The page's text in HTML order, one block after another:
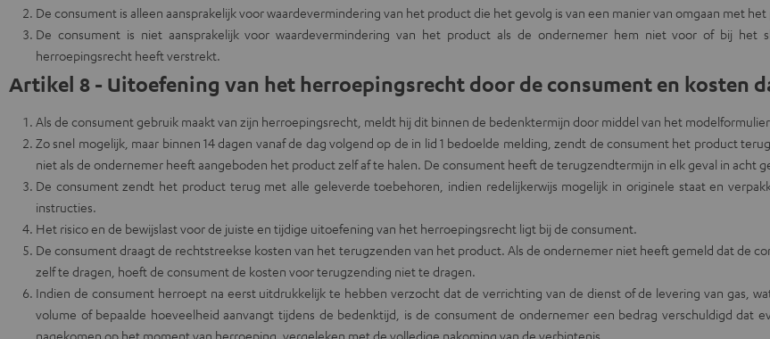
De consument is alleen aansprakelijk voor waardevermindering van het product die het gevolg is van een manier van omgaan met
De consument is niet aansprakelijk voor waardevermindering van het product als de ondernemer hem niet voor of bij
herroepingsrecht heeft verstrekt.
Artikel 8 - Uitoefening van het herroepingsrecht door de consument en kosten
Als de consument gebruik maakt van zijn herroepingsrecht, meldt hij dit binnen de bedenktermijn door middel van het
Zo snel mogelijk, maar binnen 14 dagen vanaf de dag volgend op de in lid 1 bedoelde melding, zendt de consument het product
niet als de ondernemer heeft aangeboden het product zelf af te halen. De consument heeft de terugzendtermijn in elk geval in
De consument zendt het product terug met alle geleverde toebehoren, indien redelijkerwijs mogelijk in originele staat en
instructies.
Het risico en de bewijslast voor de juiste en tijdige uitoefening van het herroepingsrecht ligt bij de consument.
De consument draagt de rechtstreekse kosten van het terugzenden van het product. Als de ondernemer niet heeft gemeld dat de
zelf te dragen, hoeft de consument de kosten voor terugzending niet te dragen.
Indien de consument herroept na eerst uitdrukkelijk te hebben verzocht dat de verrichting van de dienst of de levering van gas,
volume of bepaalde hoeveelheid aanvangt tijdens de bedenktijd, is de consument de ondernemer een bedrag verschuldigd dat
nagekomen op het moment van herroeping, vergeleken met de volledige nakoming van de verbintenis.